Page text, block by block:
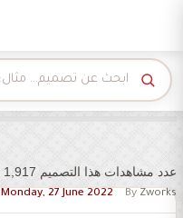
عدد مشاهدات هذا التصميم 1,917 مشاهدة
Monday, 27 June 2022 By Zworks